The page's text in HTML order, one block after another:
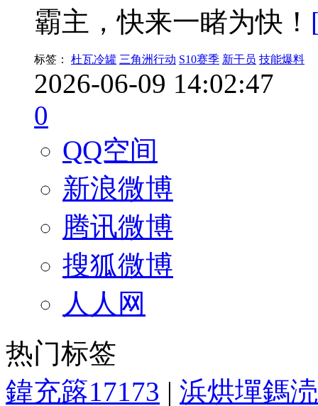
霸主，快来一睹为快！
标签： 杜瓦冷罐 三角洲行动 S10赛季 新干员 技能爆料
2026-06-09 14:02:47
0
QQ空间
新浪微博
腾讯微博
搜狐微博
人人网
热门标签
鍏充簬17173 | 浜烘墠鎷